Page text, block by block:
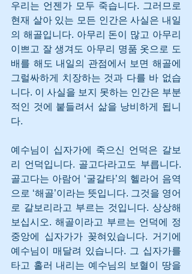
우리는 언젠가 모두 죽습니다. 그러므로
현재 살아 있는 모든 인간은 사실은 내일
의 해골입니다. 아무리 돈이 많고 아무리
이쁘고 잘 생겨도 아무리 명품 옷으로 도
배를 해도 내일의 관점에서 보면 해골에
그럴싸하게 치장하는 것과 다를 바 없습
니다. 이 사실을 보지 못하는 인간은 부분
적인 것에 붙들려서 삶을 낭비하게 됩니
다.
예수님이 십자가에 죽으신 언덕은 갈보
리 언덕입니다. 골고다라고도 부릅니다.
골고다는 아람어 ‘굴갈타’의 헬라어 음역
으로 ‘해골’이라는 뜻입니다. 그것을 영어
로 갈보리라고 부르는 것입니다. 상상해
보십시오. 해골이라고 부르는 언덕에 정
중앙에 십자가가 꽂혀있습니다. 거기에
예수님이 매달려 있습니다. 그 십자가를
타고 홀러 내리는 예수님의 보혈이 땅을